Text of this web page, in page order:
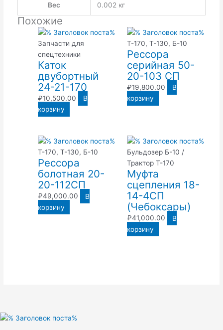
Вес
0.002 кг
Похожие
Запчасти для
спецтехники
Каток
двубортный
24-21-170
₽10,500.00
В
корзину
Т-170, Т-130, Б-10
Рессора
серийная 50-
20-103 СП
₽19,800.00
В
корзину
Т-170, Т-130, Б-10
Рессора
болотная 20-
20-112СП
₽49,000.00
В
корзину
Бульдозер Б-10 /
Трактор Т-170
Муфта
сцепления 18-
14-4СП
(Чебоксары)
₽41,000.00
В
корзину